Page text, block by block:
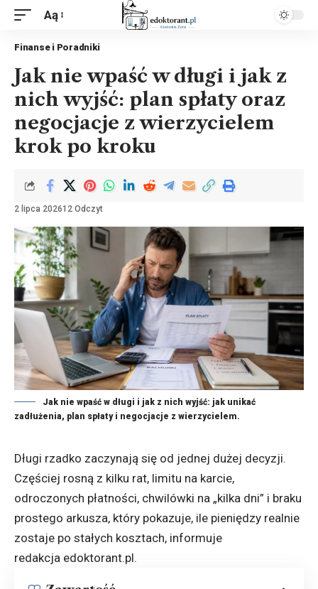
Aą
Finanse i Poradniki
Jak nie wpaść w długi i jak z
nich wyjść: plan spłaty oraz
negocjacje z wierzycielem
krok po kroku
2 lipca 202612 Odczyt
Jak nie wpaść w długi i jak z nich wyjść: jak unikać
zadłużenia, plan spłaty i negocjacje z wierzycielem.
Długi rzadko zaczynają się od jednej dużej decyzji.
Częściej rosną z kilku rat, limitu na karcie,
odroczonych płatności, chwilówki na „kilka dni” i braku
prostego arkusza, który pokazuje, ile pieniędzy realnie
zostaje po stałych kosztach, informuje
redakcja edoktorant.pl.